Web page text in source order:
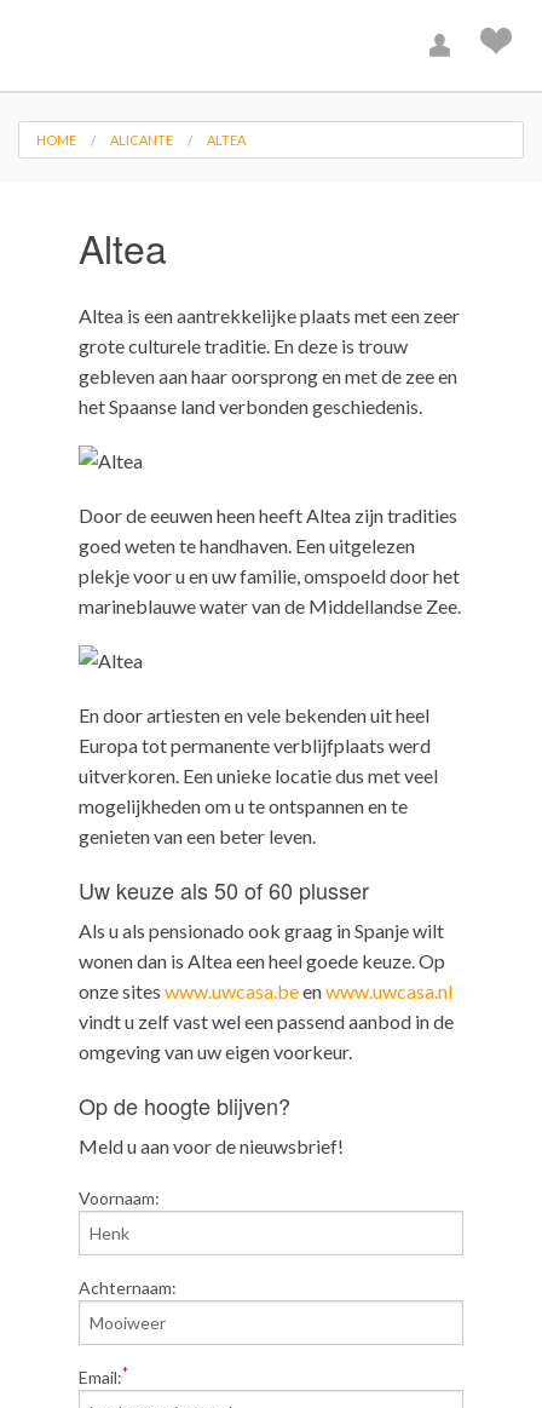
HOME ALICANTE ALTEA
Altea
Altea is een aantrekkelijke plaats met een zeer
grote culturele traditie. En deze is trouw
gebleven aan haar oorsprong en met de zee en
het Spaanse land verbonden geschiedenis.
Door de eeuwen heen heeft Altea zijn tradities
goed weten te handhaven. Een uitgelezen
plekje voor u en uw familie, omspoeld door het
marineblauwe water van de Middellandse Zee.
En door artiesten en vele bekenden uit heel
Europa tot permanente verblijfplaats werd
uitverkoren. Een unieke locatie dus met veel
mogelijkheden om u te ontspannen en te
genieten van een beter leven.
Uw keuze als 50 of 60 plusser
Als u als pensionado ook graag in Spanje wilt
wonen dan is Altea een heel goede keuze. Op
onze sites www.uwcasa.beenwww.uwcasa.nl
vindt u zelf vast wel een passend aanbod in de
omgeving van uw eigen voorkeur.
Op de hoogte blijven?
Meld u aan voor de nieuwsbrief!
Voornaam:
Achternaam:
Email:*